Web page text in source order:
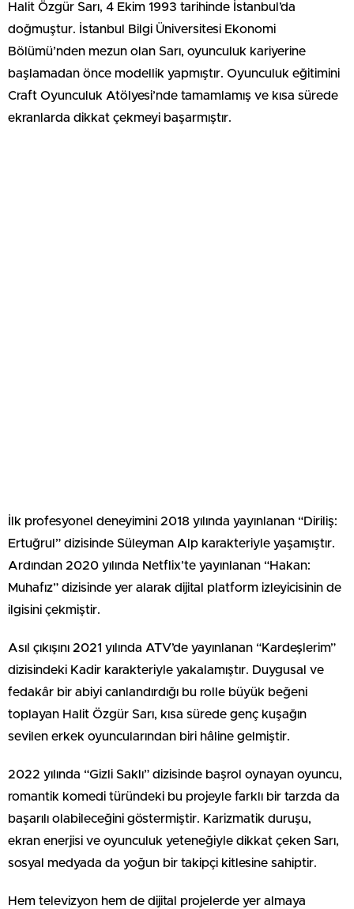
Halit Özgür Sarı, 4 Ekim 1993 tarihinde İstanbul’da
doğmuştur. İstanbul Bilgi Üniversitesi Ekonomi
Bölümü’nden mezun olan Sarı, oyunculuk kariyerine
başlamadan önce modellik yapmıştır. Oyunculuk eğitimini
Craft Oyunculuk Atölyesi’nde tamamlamış ve kısa sürede
ekranlarda dikkat çekmeyi başarmıştır.
İlk profesyonel deneyimini 2018 yılında yayınlanan “Diriliş:
Ertuğrul” dizisinde Süleyman Alp karakteriyle yaşamıştır.
Ardından 2020 yılında Netflix’te yayınlanan “Hakan:
Muhafız” dizisinde yer alarak dijital platform izleyicisinin de
ilgisini çekmiştir.
Asıl çıkışını 2021 yılında ATV’de yayınlanan “Kardeşlerim”
dizisindeki Kadir karakteriyle yakalamıştır. Duygusal ve
fedakâr bir abiyi canlandırdığı bu rolle büyük beğeni
toplayan Halit Özgür Sarı, kısa sürede genç kuşağın
sevilen erkek oyuncularından biri hâline gelmiştir.
2022 yılında “Gizli Saklı” dizisinde başrol oynayan oyuncu,
romantik komedi türündeki bu projeyle farklı bir tarzda da
başarılı olabileceğini göstermiştir. Karizmatik duruşu,
ekran enerjisi ve oyunculuk yeteneğiyle dikkat çeken Sarı,
sosyal medyada da yoğun bir takipçi kitlesine sahiptir.
Hem televizyon hem de dijital projelerde yer almaya